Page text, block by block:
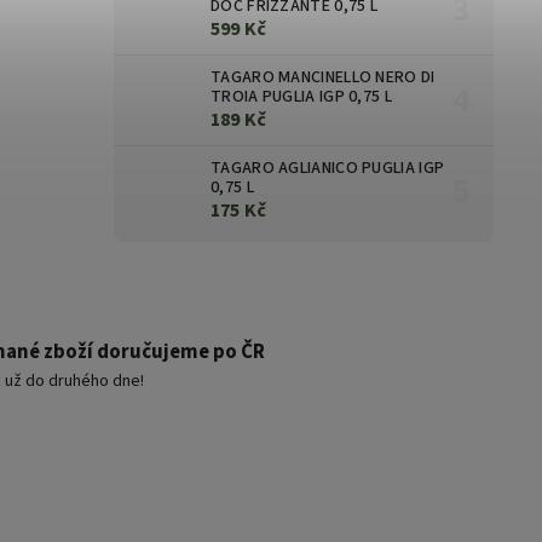
DOC FRIZZANTE 0,75 L
599 Kč
TAGARO MANCINELLO NERO DI
TROIA PUGLIA IGP 0,75 L
189 Kč
TAGARO AGLIANICO PUGLIA IGP
0,75 L
175 Kč
zboží doručujeme po ČR
do druhého dne!